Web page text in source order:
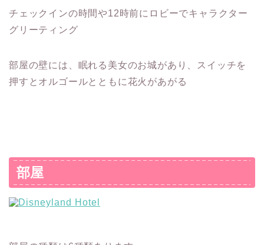
チェックインの時間や12時前にロビーでキャラクター
グリーティング
部屋の壁には、眠れる美女のお城があり、スイッチを
押すとオルゴールとともに花火があがる
部屋